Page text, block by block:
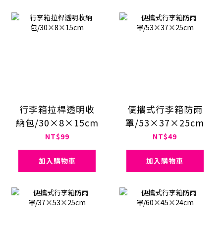
行李箱拉桿透明收
納包/30×8×15cm
NT$99
加入購物車
便攜式行李箱防雨
罩/53×37×25cm
NT$49
加入購物車